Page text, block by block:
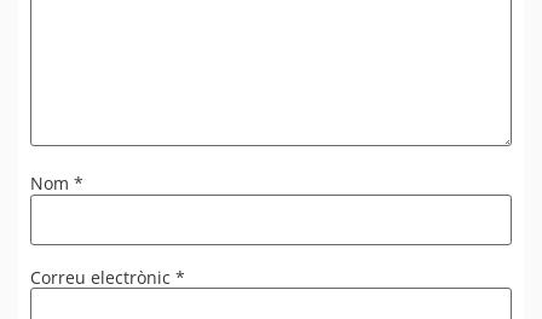
Nom *
Correu electrònic *